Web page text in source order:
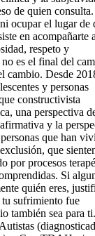
de quien
ocupar el lugar de
en acompañarte
respeto y
es el final del
cambio. Desde
y personas
constructivista
una perspectiva
y la
que han
que
por procesos
Si
quién eres,
sufrimiento fue
también sea para ti.